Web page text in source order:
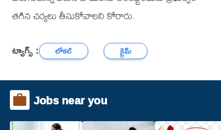
తగిన చర్యలు తీసుకోవాలని కోరారు.
ట్యాగ్స్ : లోకల్ క్రైమ్
Jobs near you